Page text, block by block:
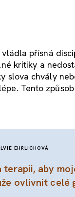
přísná
kritiky a
slova chvály
Tento
EHRLICHOVÁ
terapii, aby
ovlivnit celé